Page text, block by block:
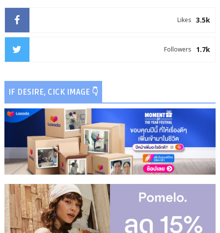
3.5k
Likes
1.7k
Followers
IF DESIRE, CICK IMAGE 👇